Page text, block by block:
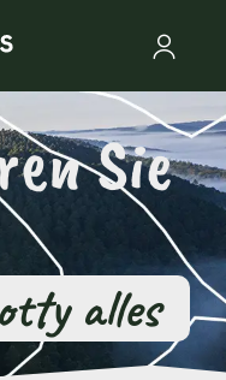
Sie
alles